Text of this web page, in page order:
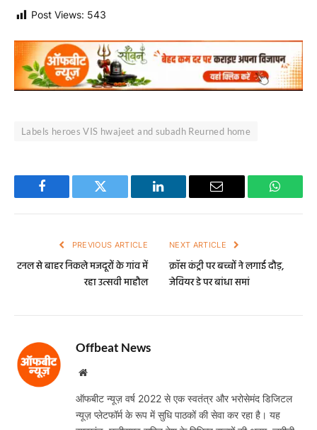
Post Views: 543
Labels heroes VIS hwajeet and subadh Reurned home
Facebook Twitter LinkedIn Email
PREVIOUS ARTICLE
टनल से बाहर निकले मजदूरों के गांव में
रहा उत्सवी माहौल
NEXT ARTICLE
क्रॉस कंट्री पर बच्चों ने लगाई दौड़,
जेवियर डे पर बांधा समां
Offbeat News
Website
ऑफबीट न्यूज़ वर्ष 2022 से एक स्वतंत्र और भरोसेमंद डिजिटल
न्यूज़ प्लेटफॉर्म के रूप में सुधि पाठकों की सेवा कर रहा है। यह